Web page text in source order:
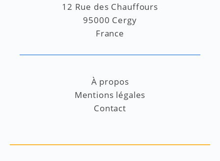
12 Rue des Chauffours
95000 Cergy
France
À propos
Mentions légales
Contact